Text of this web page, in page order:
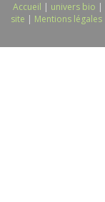
Accueil | univers bio |
site | Mentions légales